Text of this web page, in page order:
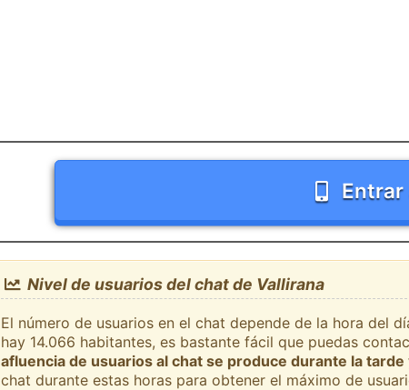
Nivel de usuarios del chat de Vallirana
El número de usuarios en el chat depende de la hora del
hay 14.066 habitantes, es bastante fácil que puedas
afluencia de usuarios al chat se produce durante la tarde
chat durante estas horas para obtener el máximo de